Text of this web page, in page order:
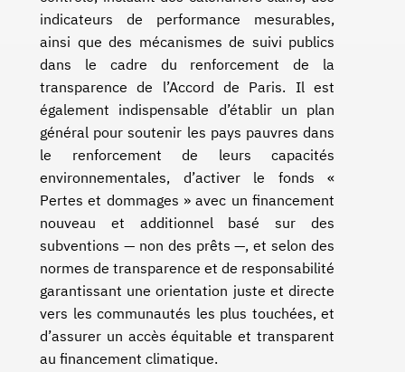
indicateurs de performance mesurables,
ainsi que des mécanismes de suivi publics
dans le cadre du renforcement de la
transparence de l’Accord de Paris. Il est
également indispensable d’établir un plan
général pour soutenir les pays pauvres dans
le renforcement de leurs capacités
environnementales, d’activer le fonds «
Pertes et dommages » avec un financement
nouveau et additionnel basé sur des
subventions — non des prêts —, et selon des
normes de transparence et de responsabilité
garantissant une orientation juste et directe
vers les communautés les plus touchées, et
d’assurer un accès équitable et transparent
au financement climatique.